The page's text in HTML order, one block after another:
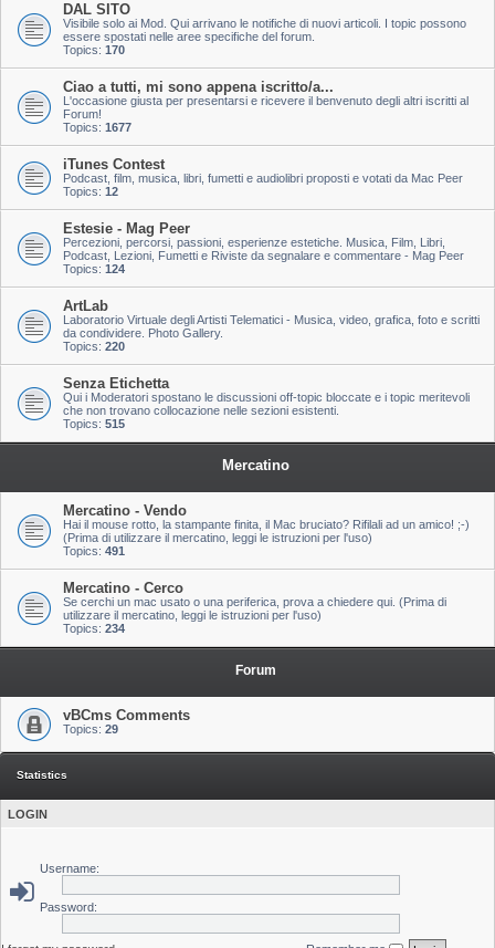
DAL SITO
Visibile solo ai Mod. Qui arrivano le notifiche di nuovi articoli. I topic possono
essere spostati nelle aree specifiche del forum.
Topics: 170
Ciao a tutti, mi sono appena iscritto/a...
L'occasione giusta per presentarsi e ricevere il benvenuto degli altri iscritti al
Forum!
Topics: 1677
iTunes Contest
Podcast, film, musica, libri, fumetti e audiolibri proposti e votati da Mac Peer
Topics: 12
Estesie - Mag Peer
Percezioni, percorsi, passioni, esperienze estetiche. Musica, Film, Libri,
Podcast, Lezioni, Fumetti e Riviste da segnalare e commentare - Mag Peer
Topics: 124
ArtLab
Laboratorio Virtuale degli Artisti Telematici - Musica, video, grafica, foto e scritti
da condividere. Photo Gallery.
Topics: 220
Senza Etichetta
Qui i Moderatori spostano le discussioni off-topic bloccate e i topic meritevoli
che non trovano collocazione nelle sezioni esistenti.
Topics: 515
Mercatino
Mercatino - Vendo
Hai il mouse rotto, la stampante finita, il Mac bruciato? Rifilali ad un amico! ;-)
(Prima di utilizzare il mercatino, leggi le istruzioni per l'uso)
Topics: 491
Mercatino - Cerco
Se cerchi un mac usato o una periferica, prova a chiedere qui. (Prima di
utilizzare il mercatino, leggi le istruzioni per l'uso)
Topics: 234
Forum
vBCms Comments
Topics: 29
Statistics
LOGIN
Username:
Password: